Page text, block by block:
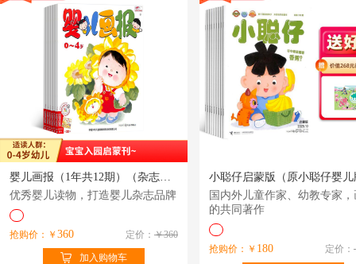
婴儿画报（1年共12期）（杂志订阅）
优秀婴儿读物，打造婴儿杂志品牌
抢购价：￥ 360 定价： ￥360
加入购物车
国内外儿童作家、幼教专家
的共同著作
抢购价：￥ 180 定价：